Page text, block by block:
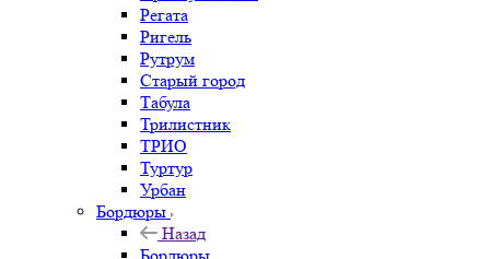
Регата
Ригель
Рутрум
Старый город
Табула
Трилистник
ТРИО
Туртур
Урбан
Бордюры
Назад